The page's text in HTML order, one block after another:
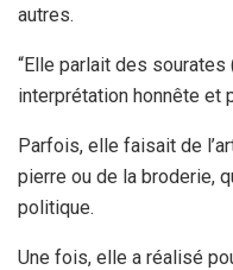
autres.
“Elle parlait des sourates
interprétation honnête et
Parfois, elle faisait de
pierre ou de la broderie,
politique.
Une fois, elle a réalisé